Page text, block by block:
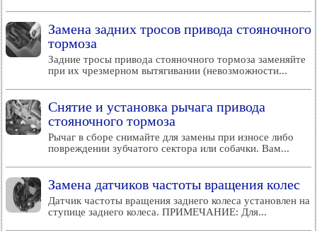
Замена задних тросов привода стояночного
тормоза
Задние тросы привода стояночного тормоза заменяйте
при их чрезмерном вытягивании (невозможности...
Снятие и установка рычага привода
стояночного тормоза
Рычаг в сборе снимайте для замены при износе либо
повреждении зубчатого сектора или собачки. Вам...
Замена датчиков частоты вращения колес
Датчик частоты вращения заднего колеса установлен на
ступице заднего колеса. ПРИМЕЧАНИЕ: Для...